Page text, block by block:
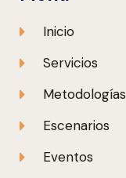
Inicio
Servicios
Metodologías
Escenarios
Eventos